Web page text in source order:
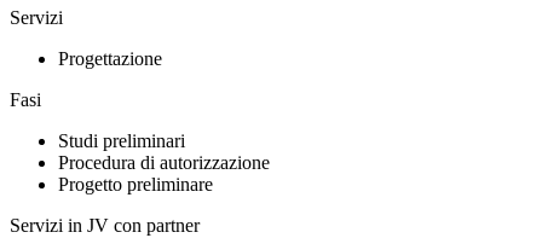
Servizi
Progettazione
Fasi
Studi preliminari
Procedura di autorizzazione
Progetto preliminare
Servizi in JV con partner